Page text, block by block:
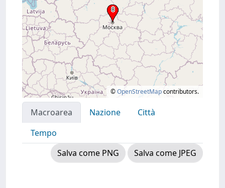
©OpenStreetMapcontributors.
Macroarea Nazione
Città
Tempo
Salva come PNG
Salva come JPEG